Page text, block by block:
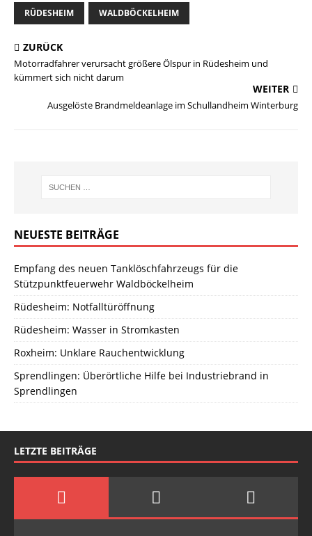
RÜDESHEIM WALDBÖCKELHEIM
ZURÜCK
Motorradfahrer verursacht größere Ölspur in Rüdesheim und
kümmert sich nicht darum
WEITER
Ausgelöste Brandmeldeanlage im Schullandheim Winterburg
NEUESTE BEITRÄGE
Empfang des neuen Tanklöschfahrzeugs für die
Stützpunktfeuerwehr Waldböckelheim
Rüdesheim: Notfalltüröffnung
Rüdesheim: Wasser in Stromkasten
Roxheim: Unklare Rauchentwicklung
Sprendlingen: Überörtliche Hilfe bei Industriebrand in
Sprendlingen
LETZTE BEITRÄGE